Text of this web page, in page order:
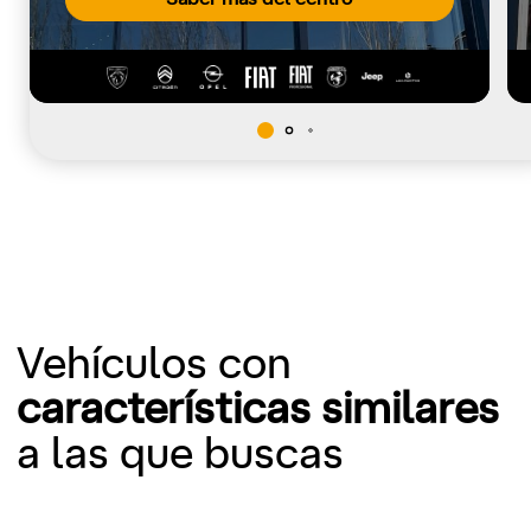
Vehículos con
características similares
a las que buscas